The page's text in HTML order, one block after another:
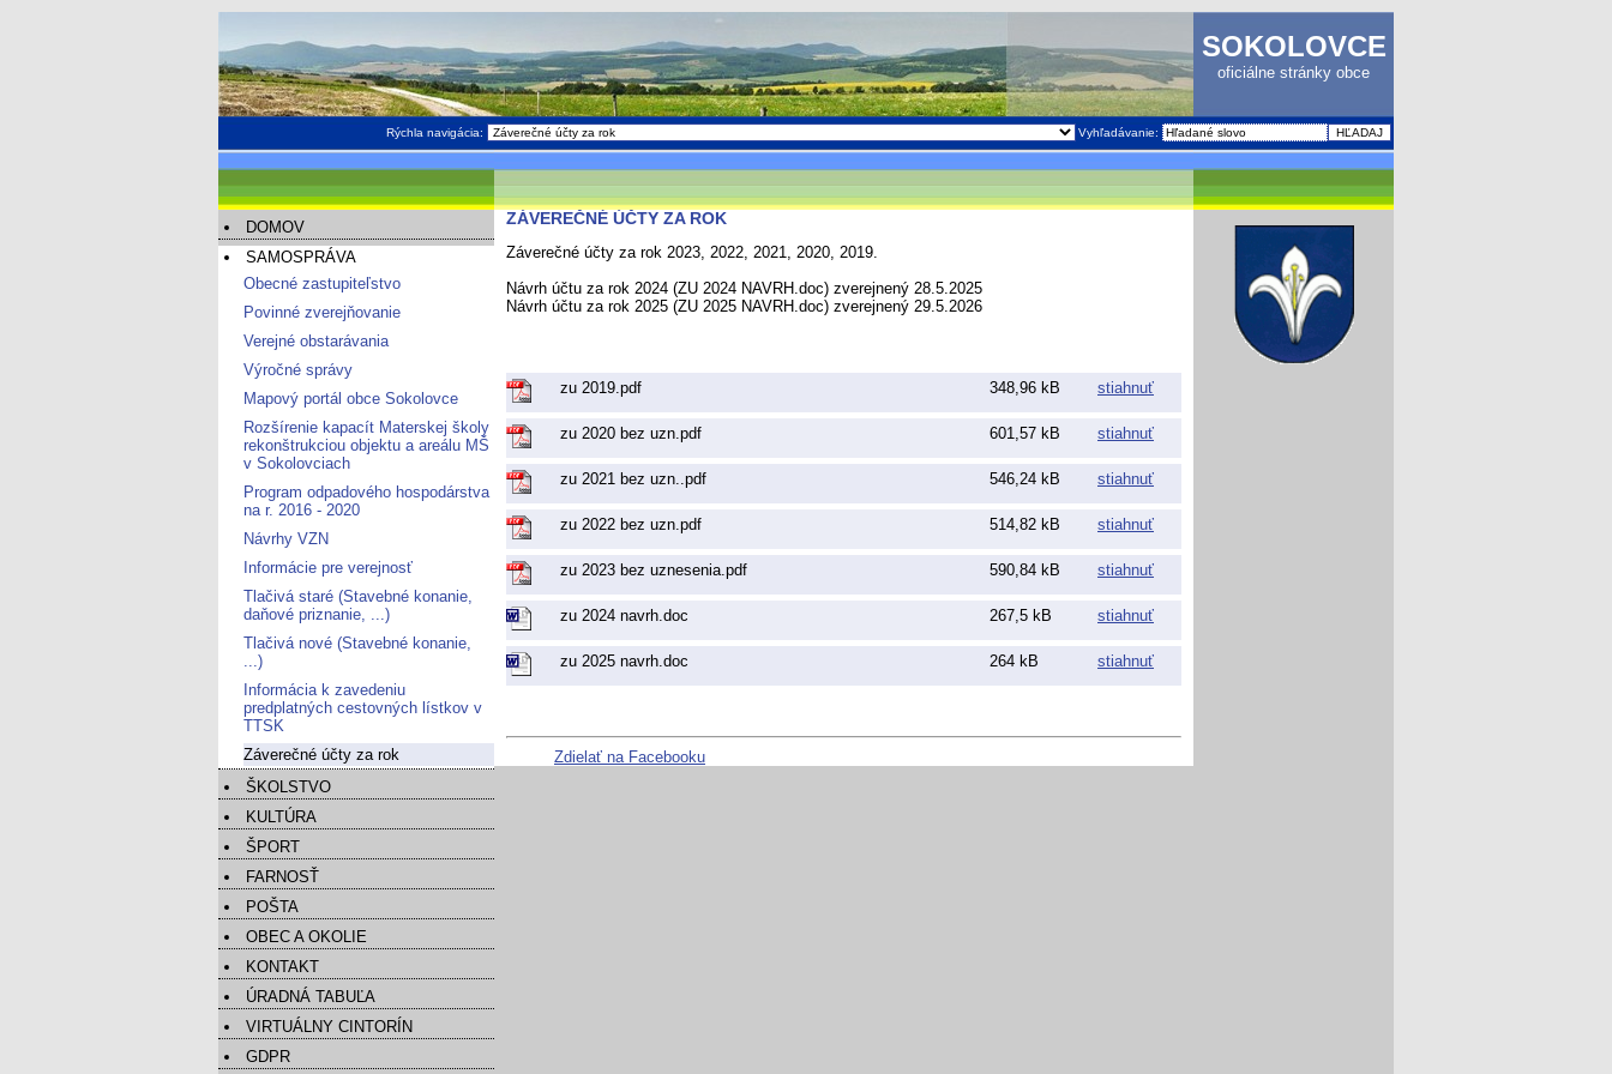
SOKOLOVCE
oficiálne stránky obce
Vyhľadávanie:
Rýchla navigácia:
DOMOV
SAMOSPRÁVA
Obecné zastupiteľstvo
Povinné zverejňovanie
Verejné obstarávania
Výročné správy
Mapový portál obce Sokolovce
Rozšírenie kapacít Materskej školy
rekonštrukciou objektu a areálu MŠ
v Sokolovciach
Program odpadového hospodárstva
na r. 2016 - 2020
Návrhy VZN
Informácie pre verejnosť
Tlačivá staré (Stavebné konanie,
daňové priznanie, ...)
Tlačivá nové (Stavebné konanie,
...)
Informácia k zavedeniu
predplatných cestovných lístkov v
TTSK
Záverečné účty za rok
ŠKOLSTVO
KULTÚRA
ŠPORT
FARNOSŤ
POŠTA
OBEC A OKOLIE
KONTAKT
ÚRADNÁ TABUĽA
VIRTUÁLNY CINTORÍN
GDPR
ZÁVEREČNÉ ÚČTY ZA ROK
Záverečné účty za rok 2023, 2022, 2021, 2020, 2019.
Návrh účtu za rok 2024 (ZU 2024 NAVRH.doc) zverejnený 28.5.2025
Návrh účtu za rok 2025 (ZU 2025 NAVRH.doc) zverejnený 29.5.2026
zu 2019.pdf 348,96 kB stiahnuť
zu 2020 bez uzn.pdf 601,57 kB stiahnuť
zu 2021 bez uzn..pdf 546,24 kB stiahnuť
zu 2022 bez uzn.pdf 514,82 kB stiahnuť
zu 2023 bez uznesenia.pdf 590,84 kB stiahnuť
zu 2024 navrh.doc 267,5 kB stiahnuť
zu 2025 navrh.doc 264 kB stiahnuť
Zdielať na Facebooku